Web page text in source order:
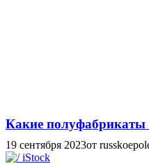
Какие
19 сентября 2023от